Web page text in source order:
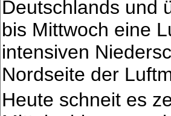
Deutschlands und
bis Mittwoch eine
intensiven
Nordseite der
Heute schneit es